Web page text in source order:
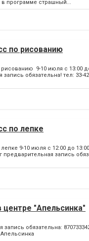
программе страшный...
по рисованию
9-10 июля с 13:00
обязательна! тел: 33-
по лепке
9-10 июля с 12:00 до
предварительная запись
центре "Апельсинка"
запись обязательна: